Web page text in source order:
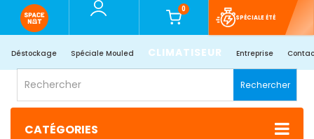
0
SPÉCIALE ÉTÉ
Déstockage Spéciale Mouled CLIMATISEUR Entreprise
Rechercher
CATÉGORIES